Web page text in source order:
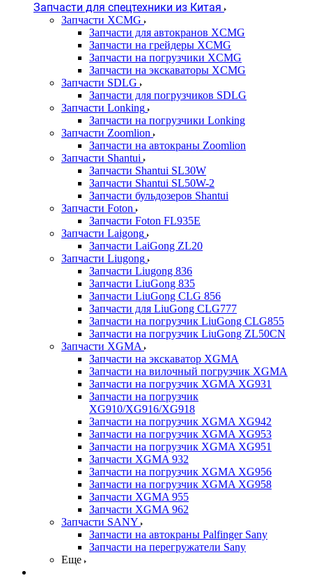
Запчасти для спецтехники из Китая
Запчасти XCMG
Запчасти для автокранов XCMG
Запчасти на грейдеры XCMG
Запчасти на погрузчики XCMG
Запчасти на экскаваторы XCMG
Запчасти SDLG
Запчасти для погрузчиков SDLG
Запчасти Lonking
Запчасти на погрузчики Lonking
Запчасти Zoomlion
Запчасти на автокраны Zoomlion
Запчасти Shantui
Запчасти Shantui SL30W
Запчасти Shantui SL50W-2
Запчасти бульдозеров Shantui
Запчасти Foton
Запчасти Foton FL935E
Запчасти Laigong
Запчасти LaiGong ZL20
Запчасти Liugong
Запчасти Liugong 836
Запчасти LiuGong 835
Запчасти LiuGong CLG 856
Запчасти для LiuGong CLG777
Запчасти на погрузчик LiuGong CLG855
Запчасти на погрузчик LiuGong ZL50CN
Запчасти XGMA
Запчасти на экскаватор XGMA
Запчасти на вилочный погрузчик XGMA
Запчасти на погрузчик XGMA XG931
Запчасти на погрузчик
XG910/XG916/XG918
Запчасти на погрузчик XGMA XG942
Запчасти на погрузчик XGMA XG953
Запчасти на погрузчик XGMA XG951
Запчасти XGMA 932
Запчасти на погрузчик XGMA XG956
Запчасти на погрузчик XGMA XG958
Запчасти XGMA 955
Запчасти XGMA 962
Запчасти SANY
Запчасти на автокраны Palfinger Sany
Запчасти на перегружатели Sany
Еще